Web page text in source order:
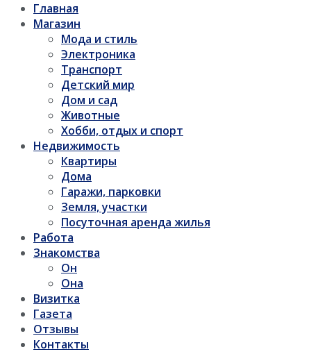
Главная
Магазин
Мода и стиль
Электроника
Транспорт
Детский мир
Дом и сад
Животные
Хобби, отдых и спорт
Недвижимость
Квартиры
Дома
Гаражи, парковки
Земля, участки
Посуточная аренда жилья
Работа
Знакомства
Он
Она
Визитка
Газета
Отзывы
Контакты